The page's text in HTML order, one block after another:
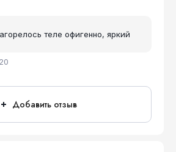
теле офигенно, яркий
Добавить отзыв